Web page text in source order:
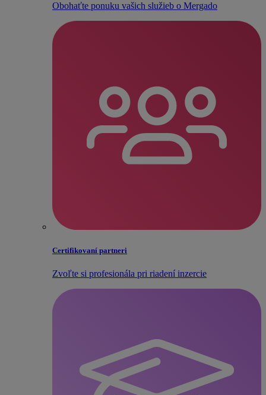
Obohaťte ponuku vašich služieb o Mergado
Certifikovaní partneri
Zvoľte si profesionála pri riadení inzercie